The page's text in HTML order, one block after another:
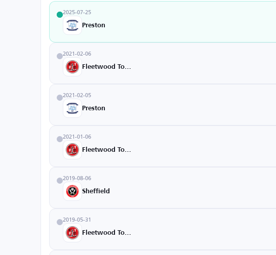
2025-07-25
Preston
2021-02-06
2021-02-05
Preston
2021-01-06
2019-08-06
Sheffield
2019-05-31